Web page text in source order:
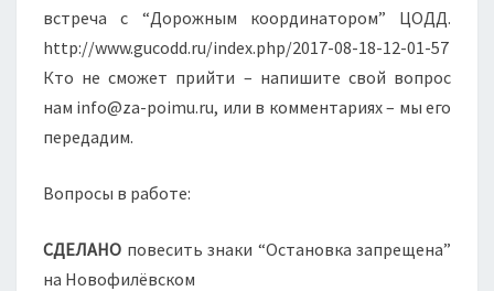
встреча с “Дорожным координатором” ЦОДД.
http://www.gucodd.ru/index.php/2017-08-18-12-01-57
Кто не сможет прийти – напишите свой вопрос
нам info@za-poimu.ru, или в комментариях – мы его
передадим.
Вопросы в работе:
СДЕЛАНО повесить знаки “Остановка запрещена”
на Новофилёвском